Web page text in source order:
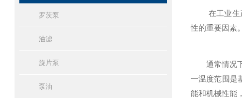
罗茨泵
油滤
旋片泵
泵油
在工业生产
性的重要因素。
通常情况下
一温度范围是
能和机械性能